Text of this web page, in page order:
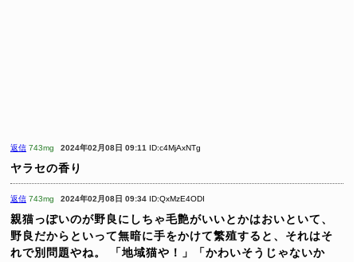
返信 743mg 2024年02月08日 09:11 ID:c4MjAxNTg
ヤラセの香り
返信 743mg 2024年02月08日 09:34 ID:QxMzE4ODI
親猫っぽいのが野良にしちゃ毛艶がいいとかはおいといて、
野良だからといって無暗に手をかけて繁殖すると、それはそ
れで別問題やね。
「地域猫や！」「かわいそうじゃないか